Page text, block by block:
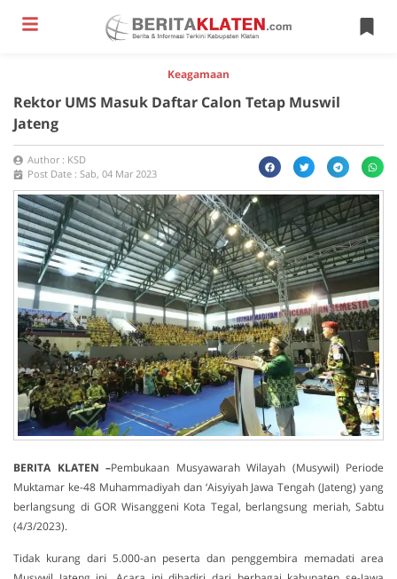
Keagamaan
Rektor UMS Masuk Daftar Calon Tetap Muswil
Jateng
Author : KSD
Post Date : Sab, 04 Mar 2023
BERITA KLATEN –Pembukaan Musyawarah Wilayah (Musywil) Periode
Muktamar ke-48 Muhammadiyah dan ‘Aisyiyah Jawa Tengah (Jateng) yang
berlangsung di GOR Wisanggeni Kota Tegal, berlangsung meriah, Sabtu
(4/3/2023).
Tidak kurang dari 5.000-an peserta dan penggembira memadati area